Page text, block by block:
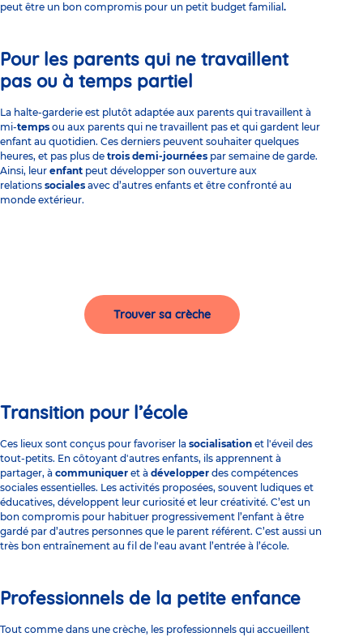
peut être un bon compromis pour un petit budget familial .
Pour les parents qui ne travaillent
pas ou à temps partiel
La halte-garderie est plutôt adaptée aux parents qui travaillent à
mi-temps ou aux parents qui ne travaillent pas et qui gardent leur
enfant au quotidien. Ces derniers peuvent souhaiter quelques
heures, et pas plus de trois demi-journées par semaine de garde.
Ainsi, leur enfant peut développer son ouverture aux
relations sociales avec d’autres enfants et être confronté au
monde extérieur.
Trouver sa crèche
Transition pour l’école
Ces lieux sont conçus pour favoriser la socialisation et l'éveil des
tout-petits. En côtoyant d'autres enfants, ils apprennent à
partager, à communiquer et à développer des compétences
sociales essentielles. Les activités proposées, souvent ludiques et
éducatives, développent leur curiosité et leur créativité. C’est un
bon compromis pour habituer progressivement l’enfant à être
gardé par d’autres personnes que le parent référent. C’est aussi un
très bon entraînement au fil de l'eau avant l’entrée à l’école.
Professionnels de la petite enfance
Tout comme dans une crèche, les professionnels qui accueillent